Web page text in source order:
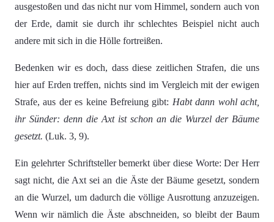
ausgestoßen und das nicht nur vom Himmel, sondern auch von
der Erde, damit sie durch ihr schlechtes Beispiel nicht auch
andere mit sich in die Hölle fortreißen.
Bedenken wir es doch, dass diese zeitlichen Strafen, die uns
hier auf Erden treffen, nichts sind im Vergleich mit der ewigen
Strafe, aus der es keine Befreiung gibt: Habt dann wohl acht,
ihr Sünder: denn die Axt ist schon an die Wurzel der Bäume
gesetzt. (Luk. 3, 9).
Ein gelehrter Schriftsteller bemerkt über diese Worte: Der Herr
sagt nicht, die Axt sei an die Äste der Bäume gesetzt, sondern
an die Wurzel, um dadurch die völlige Ausrottung anzuzeigen.
Wenn wir nämlich die Äste abschneiden, so bleibt der Baum